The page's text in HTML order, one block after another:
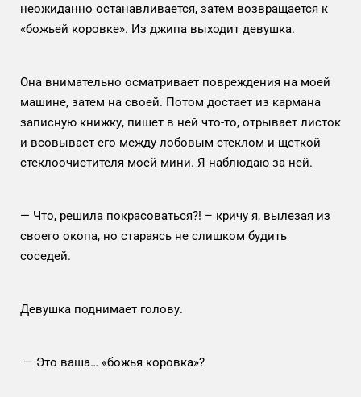
неожиданно останавливается, затем возвращается к
«божьей коровке». Из джипа выходит девушка.
Она внимательно осматривает повреждения на моей
машине, затем на своей. Потом достает из кармана
записную книжку, пишет в ней что-то, отрывает листок
и всовывает его между лобовым стеклом и щеткой
стеклоочистителя моей мини. Я наблюдаю за ней.
— Что, решила покрасоваться?! – кричу я, вылезая из
своего окопа, но стараясь не слишком будить
соседей.
Девушка поднимает голову.
— Это ваша… «божья коровка»?